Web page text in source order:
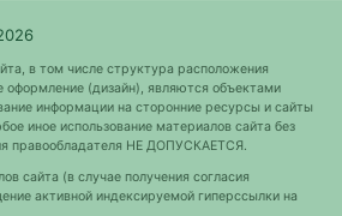
в том числе структура расположения
оформление (дизайн), являются объектами
информации на сторонние ресурсы и сайты
иное использование материалов сайта без
правообладателя НЕ ДОПУСКАЕТСЯ.
сайта (в случае получения согласия
активной индексируемой гиперссылки на